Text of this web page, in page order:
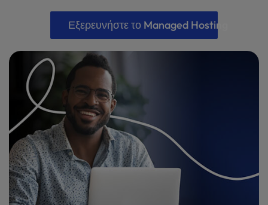
Εξερευνήστε το Managed Hosting